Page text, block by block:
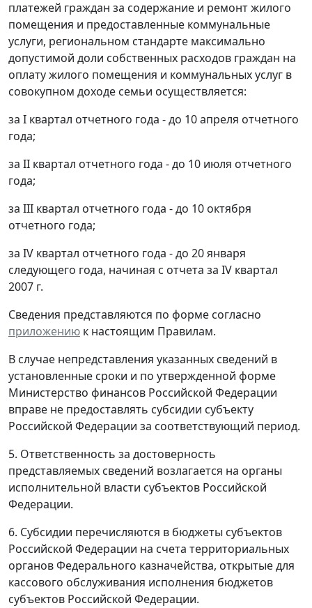
платежей граждан за содержание и ремонт жилого
помещения и предоставленные коммунальные
услуги, региональном стандарте максимально
допустимой доли собственных расходов граждан на
оплату жилого помещения и коммунальных услуг в
совокупном доходе семьи осуществляется:
за I квартал отчетного года - до 10 апреля отчетного
года;
за II квартал отчетного года - до 10 июля отчетного
года;
за III квартал отчетного года - до 10 октября
отчетного года;
за IV квартал отчетного года - до 20 января
следующего года, начиная с отчета за IV квартал
2007 г.
Сведения представляются по форме согласно
приложению к настоящим Правилам.
В случае непредставления указанных сведений в
установленные сроки и по утвержденной форме
Министерство финансов Российской Федерации
вправе не предоставлять субсидии субъекту
Российской Федерации за соответствующий период.
5. Ответственность за достоверность
представляемых сведений возлагается на органы
исполнительной власти субъектов Российской
Федерации.
6. Субсидии перечисляются в бюджеты субъектов
Российской Федерации на счета территориальных
органов Федерального казначейства, открытые для
кассового обслуживания исполнения бюджетов
субъектов Российской Федерации.